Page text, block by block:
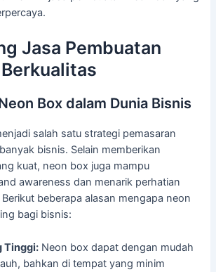
Jasa Pembuatan
Box dalam Dunia Bisnis
salah satu strategi pemasaran
bisnis. Selain memberikan
kuat, neon box juga mampu
awareness dan menarik perhatian
beberapa alasan mengapa neon
bagi bisnis:
Tinggi: Neon box dapat dengan mudah
bahkan di tempat yang minim